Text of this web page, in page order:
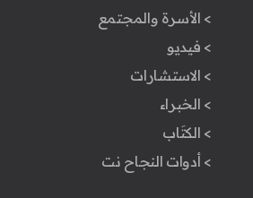
> الأسرة والمجتمع
> فيديو
> الاستشارات
> الخبراء
> الكتَاب
> أدوات النجاح نت